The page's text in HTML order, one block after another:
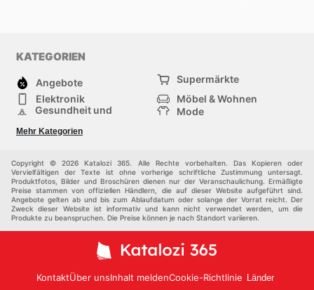
KATEGORIEN
Angebote
Supermärkte
Elektronik
Möbel & Wohnen
Gesundheit und
Mode
Sportartikel und
Sportbekleidung
Einkaufzentren
Andere
Mehr Kategorien
Copyright © 2026 Katalozi 365. Alle Rechte vorbehalten. Das Kopieren oder
Vervielfältigen der Texte ist ohne vorherige schriftliche Zustimmung untersagt.
Produktfotos, Bilder und Broschüren dienen nur der Veranschaulichung. Ermäßigte
Preise stammen von offiziellen Händlern, die auf dieser Website aufgeführt sind.
Angebote gelten ab und bis zum Ablaufdatum oder solange der Vorrat reicht. Der
Zweck dieser Website ist informativ und kann nicht verwendet werden, um die
Produkte zu beanspruchen. Die Preise können je nach Standort variieren.
KontaktÜber unsInhalt meldenCookie-Richtlinie Länder